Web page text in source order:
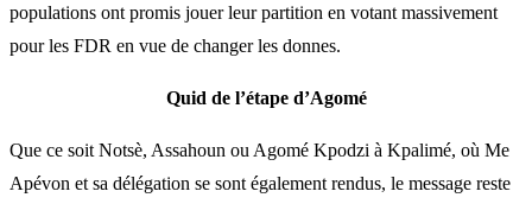
populations ont promis jouer leur partition en votant massivement
pour les FDR en vue de changer les donnes.
Quid de l’étape d’Agomé
Que ce soit Notsè, Assahoun ou Agomé Kpodzi à Kpalimé, où Me
Apévon et sa délégation se sont également rendus, le message reste